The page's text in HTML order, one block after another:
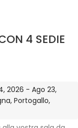
4 SEDIE
2026 - Ago 23,
Portogallo,